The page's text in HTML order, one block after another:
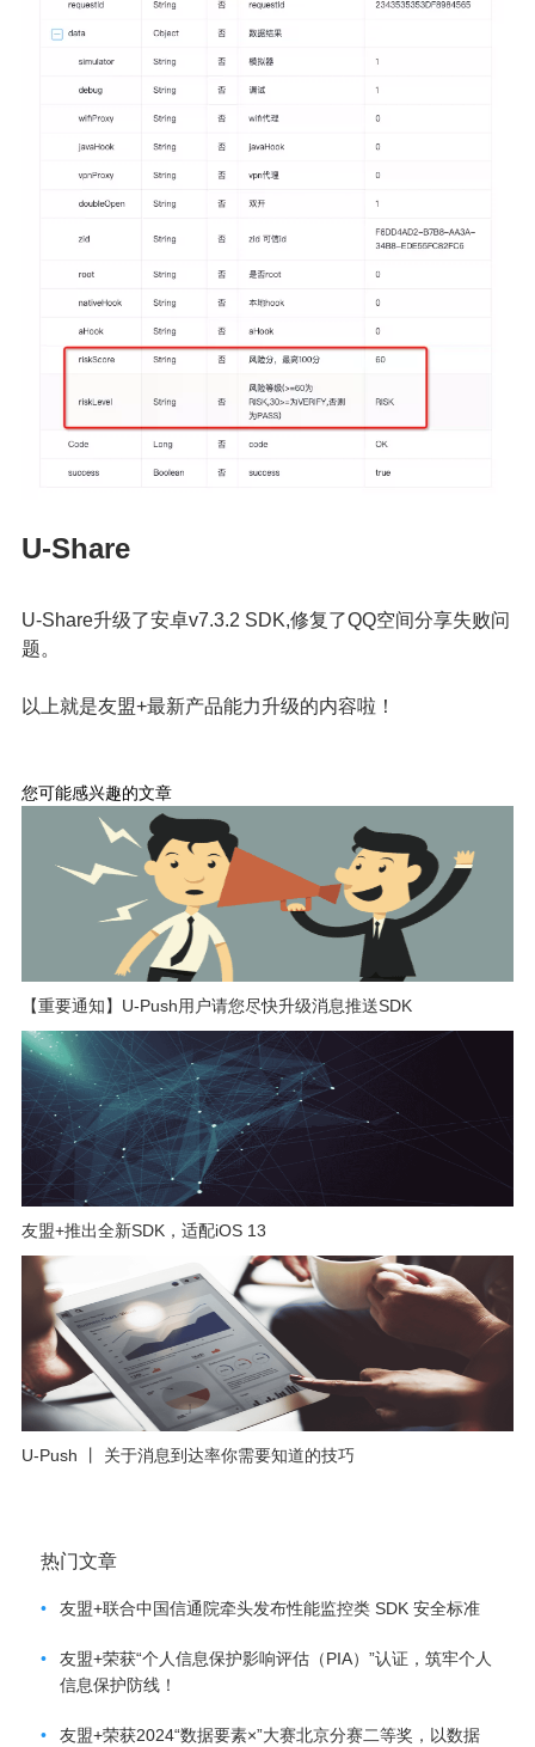
U-Share
U-Share升级了安卓v7.3.2 SDK,修复了QQ空间分享失败问
题。
以上就是友盟+最新产品能力升级的内容啦！
您可能感兴趣的文章
【重要通知】U-Push用户请您尽快升级消息推送SDK
友盟+推出全新SDK，适配iOS 13
U-Push 丨 关于消息到达率你需要知道的技巧
热门文章
• 友盟+联合中国信通院牵头发布性能监控类 SDK 安全标准
•
友盟+荣获“个人信息保护影响评估（PIA）”认证，筑牢个人
信息保护防线！
•
友盟+荣获2024“数据要素×”大赛北京分赛二等奖，以数据